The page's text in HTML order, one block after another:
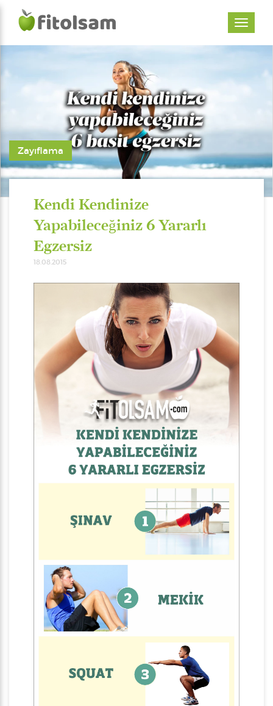
Zayıflama
Kendi Kendinize
Yapabileceğiniz 6 Yararlı
Egzersiz
18.08.2015